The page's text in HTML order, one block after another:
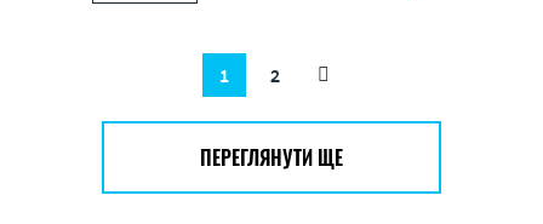
1 2
ПЕРЕГЛЯНУТИ ЩЕ